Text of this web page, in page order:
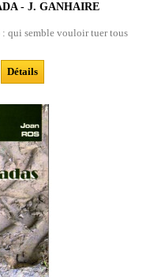
- J. GANHAIRE
: qui semble vouloir tuer tous
Détails